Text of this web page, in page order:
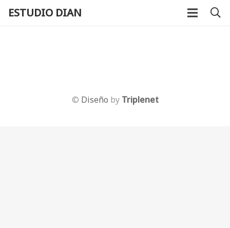
ESTUDIO DIAN
© Diseño by Triplenet